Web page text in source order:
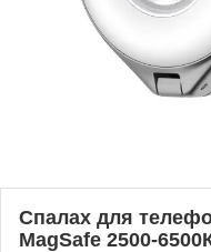
Спалах для
MagSafe 2500-